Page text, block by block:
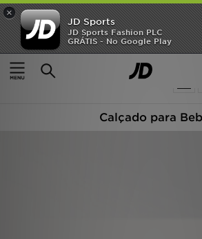
×
JD Sports
JD Sports Fashion PLC
GRÁTIS - No Google Play
Página principal
Criança Calçado de
116 produtos encontrados
Calçado para
INÍCIO
Promoções